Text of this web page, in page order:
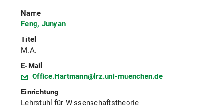
Feng, Junyan
M.A.
Office.Hartmann@lrz.uni-muenchen.de
Lehrstuhl für Wissenschaftstheorie